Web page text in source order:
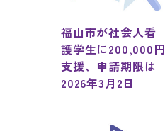
福山市が社会人看
護学生に200,000円
支援、申請期限は
2026年3月2日